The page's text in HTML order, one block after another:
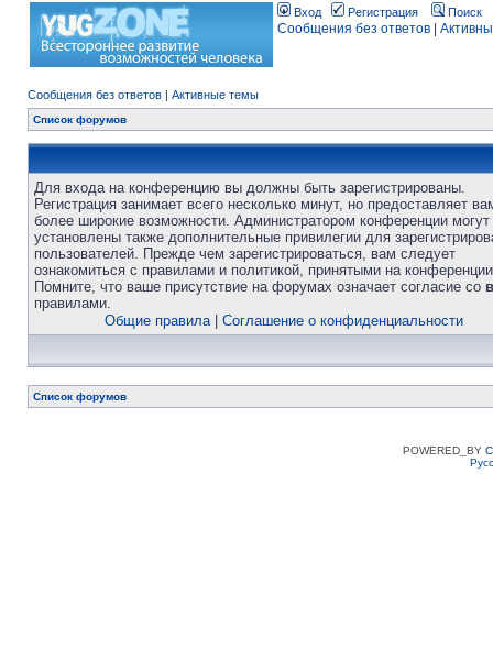
Вход Регистрация Поиск
Сообщения без ответов
Сообщения без ответов | Активные темы
Список форумов
Для входа на конференцию вы должны быть зарегистрированы.
Регистрация занимает всего несколько минут, но предоставляет
более широкие возможности. Администратором конференции
установлены также дополнительные привилегии для
пользователей. Прежде чем зарегистрироваться, вам следует
ознакомиться с правилами и политикой, принятыми на
Помните, что ваше присутствие на форумах означает согласие со
правилами.
Общие правила| Соглашение о конфиденциальности
Список форумов
POWERED_BY